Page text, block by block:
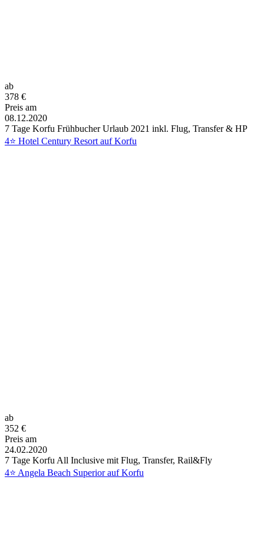
ab
378 €
Preis am
08.12.2020
7 Tage Korfu Frühbucher Urlaub 2021 inkl. Flug, Transfer & HP
4⭐ Hotel Century Resort auf Korfu
ab
352 €
Preis am
24.02.2020
7 Tage Korfu All Inclusive mit Flug, Transfer, Rail&Fly
4⭐ Angela Beach Superior auf Korfu